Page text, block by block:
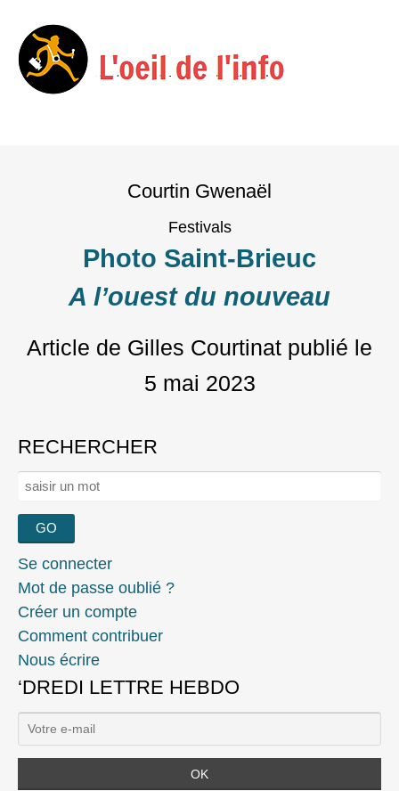
Courtin Gwenaël
Festivals
Photo Saint-Brieuc
A l’ouest du nouveau
Article de Gilles Courtinat publié le
5 mai 2023
RECHERCHER
Rechercher :
Se connecter
Mot de passe oublié ?
Créer un compte
Comment contribuer
Nous écrire
‘DREDI LETTRE HEBDO